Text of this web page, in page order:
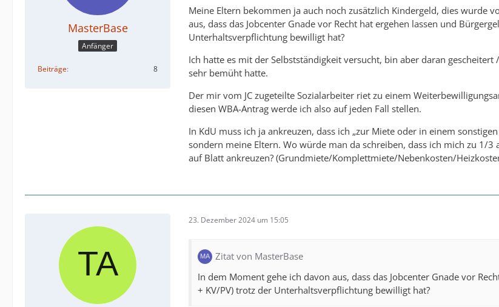
MasterBase
Anfänger
Beiträge 8
Meine Eltern bekommen ja auch noch zusätzlich Kindergeld, dies wurde
aus, dass das Jobcenter Gnade vor Recht hat ergehen lassen und
Unterhaltsverpflichtung bewilligt hat?
Ich hatte es mit der Selbstständigkeit versucht, bin aber daran
sehr bemüht hatte.
Der mir vom JC zugeteilte Sozialarbeiter riet zu einem
diesen WBA-Antrag werde ich also auf jeden Fall stellen.
In KdU muss ich ja ankreuzen, dass ich „zur Miete oder in einem
sondern meine Eltern. Wo würde man da schreiben, dass ich mich zu 1/
auf Blatt ankreuzen? (Grundmiete/Komplettmiete/Nebenkosten/
23. Dezember 2024 um 15:05
Zitat von MasterBase
In dem Moment gehe ich davon aus, dass das Jobcenter Gnade vor
+ KV/PV) trotz der Unterhaltsverpflichtung bewilligt hat?